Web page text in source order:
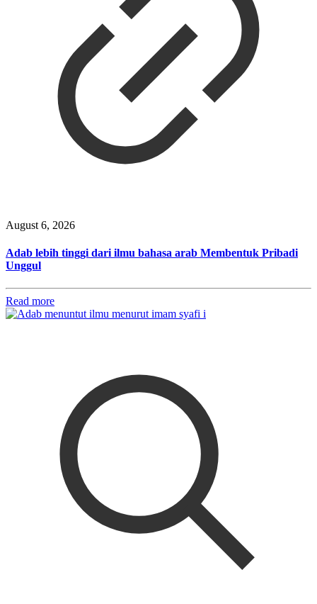
August 6, 2026
Adab lebih tinggi dari ilmu bahasa arab Membentuk Pribadi
Unggul
Read more